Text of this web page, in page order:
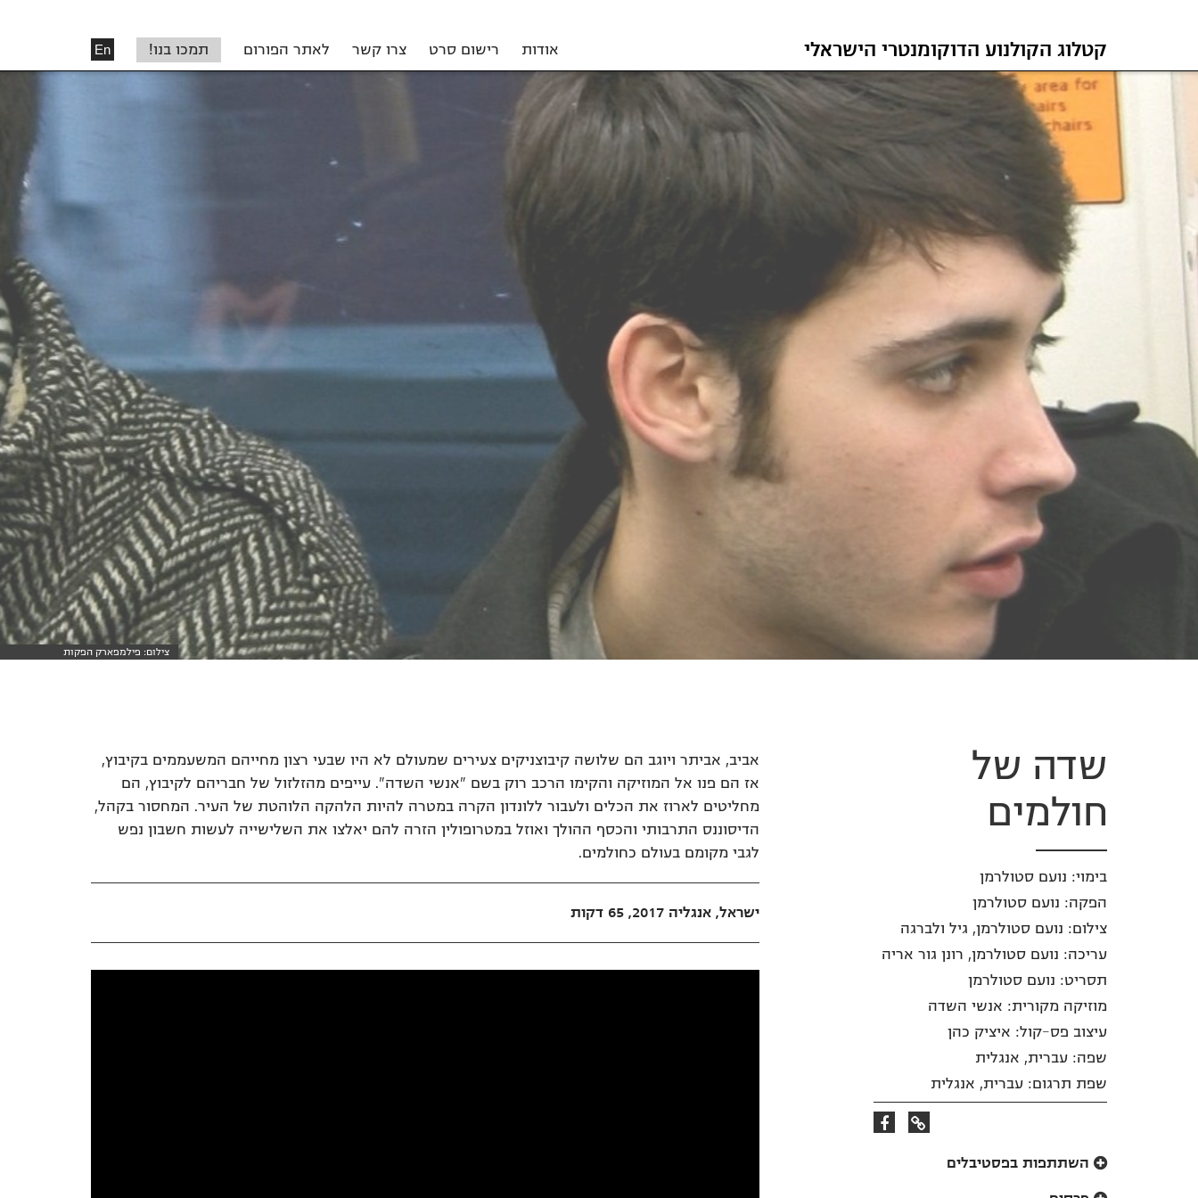
קטלוג הקולנוע הדוקומנטרי הישראלי אודות רישום סרט צרו קשר לאתר הפורום תמכו בנו! En
צילום: פילמפארק הפקות
שדה של
חולמים
בימוי: נועם סטולרמן
הפקה: נועם סטולרמן
צילום: נועם סטולרמן, גיל ולברגה
עריכה: נועם סטולרמן, רונן גור אריה
תסריט: נועם סטולרמן
מוזיקה מקורית: אנשי השדה
עיצוב פס-קול: איציק כהן
שפה: עברית, אנגלית
שפת תרגום: עברית, אנגלית
קישורקישור
השתתפות בפסטיבלים
אביב, אביתר ויוגב הם שלושה קיבוצניקים צעירים שמעולם לא היו שבעי רצון מחייהם המשעממים בקיבוץ,
אז הם פנו אל המוזיקה והקימו הרכב רוק בשם "אנשי השדה". עייפים מהזלזול של חבריהם לקיבוץ, הם
מחליטים לארוז את הכלים ולעבור ללונדון הקרה במטרה להיות הלהקה הלוהטת של העיר. המחסור בקהל,
הדיסוננס התרבותי והכסף ההולך ואוזל במטרופולין הזרה להם יאלצו את השלישייה לעשות חשבון נפש
לגבי מקומם בעולם כחולמים.
ישראל, אנגליה 2017, 65 דקות